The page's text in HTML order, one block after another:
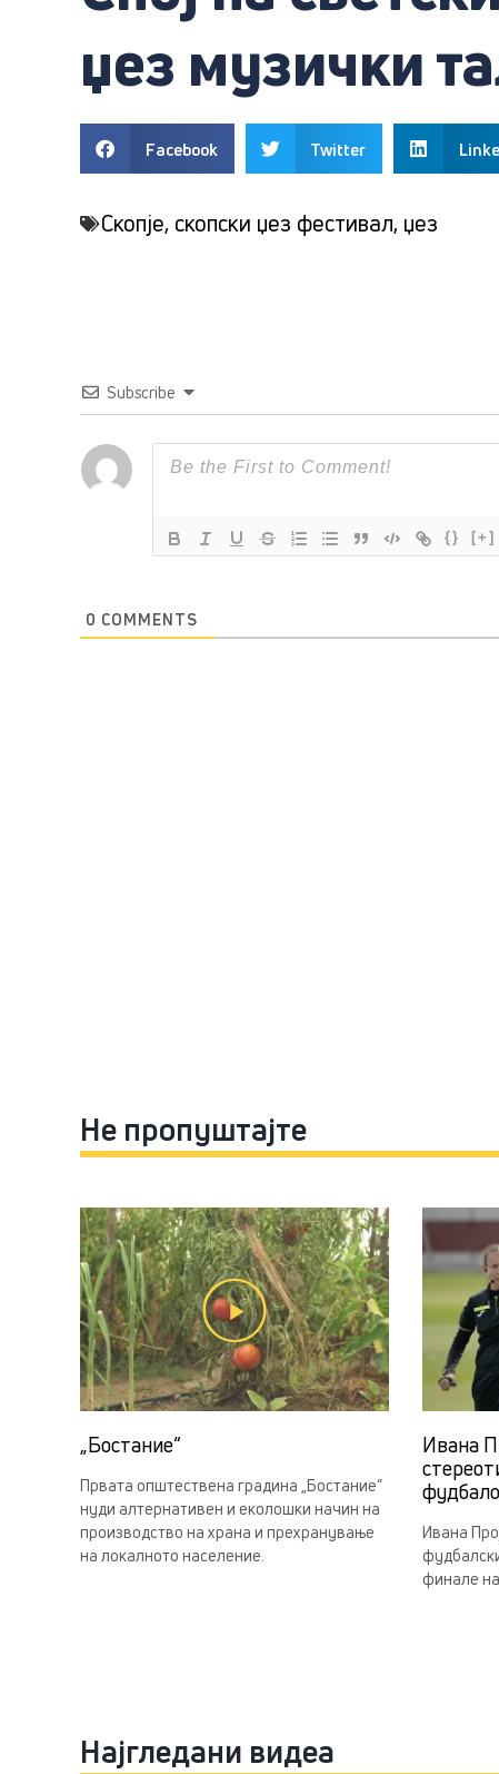
џез музички
Facebook Twitter
Скопје, скопски џез фестивал, џез
Subscribe
{} [+]
0 COMMENTS
Не пропуштајте
„Бостание“
Првата општествена градина „Бостание“
нуди алтернативен и еколошки начин на
производство на храна и прехранување
на локалното население.
Ивана
Ивана
финале
Најгледани видеа